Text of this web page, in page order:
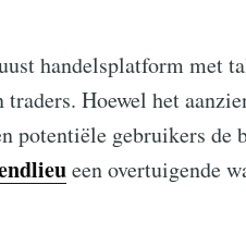
handelsplatform met
Hoewel het
potentiële gebruikers de
een overtuigende